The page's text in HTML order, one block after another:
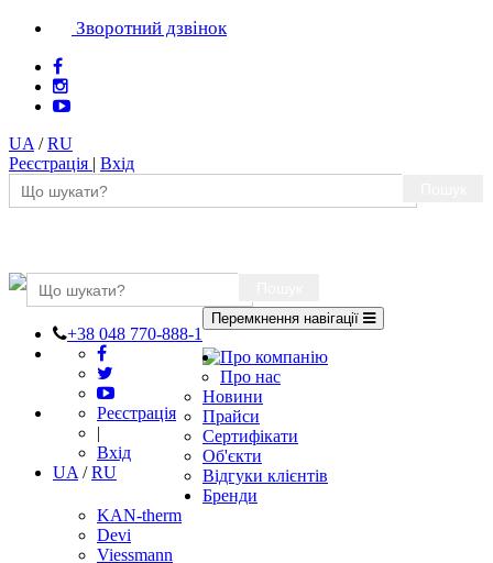
Зворотний дзвінок
UA /RU
Реєстрація | Вхід
+38 048 770-888-1
Реєстрація
|
Вхід
UA /RU
Перемкнення навігації
Про компанію
Про нас
Новини
Прайси
Сертифікати
Об'єкти
Відгуки клієнтів
Бренди
KAN-therm
Devi
Viessmann